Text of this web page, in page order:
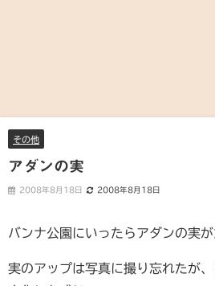
その他
アダンの実
2008年8月18日 2008年8月18日
バンナ公園にいったらアダンの実が
実のアップは写真に撮り忘れたが